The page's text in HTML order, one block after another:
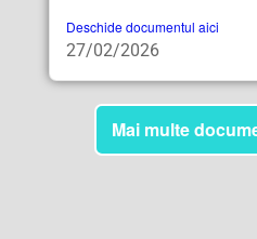
Deschide documentul aici
27/02/2026
Mai multe